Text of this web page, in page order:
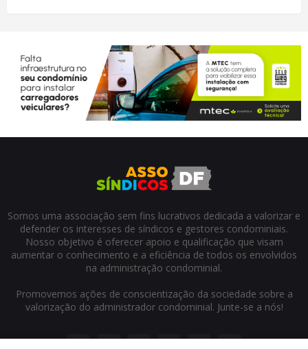
Somos uma associação sem fins lucrativos dedicada a valorizar e
defender os interesses de síndicos e gestores condominiais.
Nosso objetivo é oferecer apoio e qualificação que visam
aumentar o conhecimento e a eficiência de todos os envolvidos
na administração condominial.
Promovemos ações de conscientização da sociedade sobre a
valorização do administrador condominial. Junte-se a nós!